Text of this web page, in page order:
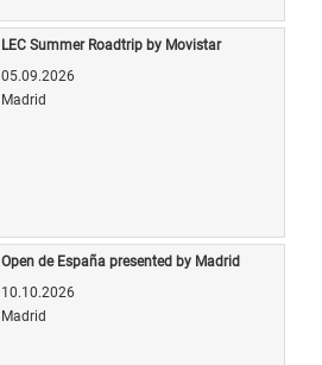
LEC Summer Roadtrip by Movistar
05.09.2026
Madrid
Open de España presented by Madrid
10.10.2026
Madrid